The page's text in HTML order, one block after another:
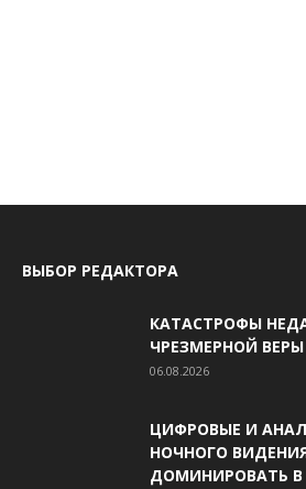
ВЫБОР РЕДАКТОРА
КАТАСТРОФЫ
ЧРЕЗМЕРНОЙ
06.08.2026
ЦИФРОВЫЕ И
НОЧНОГО
ДОМИНИРОВАТЬ